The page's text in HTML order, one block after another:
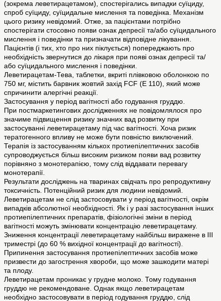
(зокрема леветирацетамом), спостерігались випадки суїциду,
спроб суїциду, суїцидальне мислення та поведінка. Механізм
цього ризику невідомий. Отже, за пацієнтами потрібно
спостерігати стосовно появи ознак депресії та/або суїцидального
мислення і поведінки та призначати відповідне лікування.
Пацієнтів (і тих, хто про них піклується) попереджають про
необхідність звернутися до лікаря при появі ознак депресії та/
або суїцидального мислення і поведінки.
Леветирацетам-Тева, таблетки, вкриті плівковою оболонкою по
750 мг, містить барвник жовтий захід FCF (Е 110), який може
спричинити алергічні реакції.
Застосування у період вагітності або годування груддю.
При постмаркетингових дослідженнях не повідомлялося про
значиме підвищення ризику значних вад розвитку при
застосуванні леветирацетаму під час вагітності. Хоча ризик
тератогенного впливу не може бути повністю виключений.
Терапія із застосуванням кількох протиепілептичних засобів
супроводжується більш високим ризиком появи вад розвитку
порівняно з монотерапією, тому слід віддавати перевагу
монотерапії.
Результати досліджень на тваринах свідчать про репродуктивну
токсичність. Потенційний ризик для людини невідомий.
Леветирацетам не слід застосовувати у період вагітності, окрім
випадків абсолютної необхідності. Як і у разі застосування інших
протиепілептичних препаратів, фізіологічні зміни в період
вагітності можуть змінювати концентрацію леветирацетаму.
Зниження концентрації леветирацетаму найбільш виражене в ІІІ
триместрі (до 60 % вихідної концентрації до вагітності).
Припинення застосування протиепілептичних засобів може
призвести до загострення хвороби, що може зашкодити матері
та плоду.
Леветирацетам проникає у грудне молоко. Тому годування
груддю не рекомендоване. Однак якщо леветирацетам
необхідно застосовувати в період годування груддю, слід